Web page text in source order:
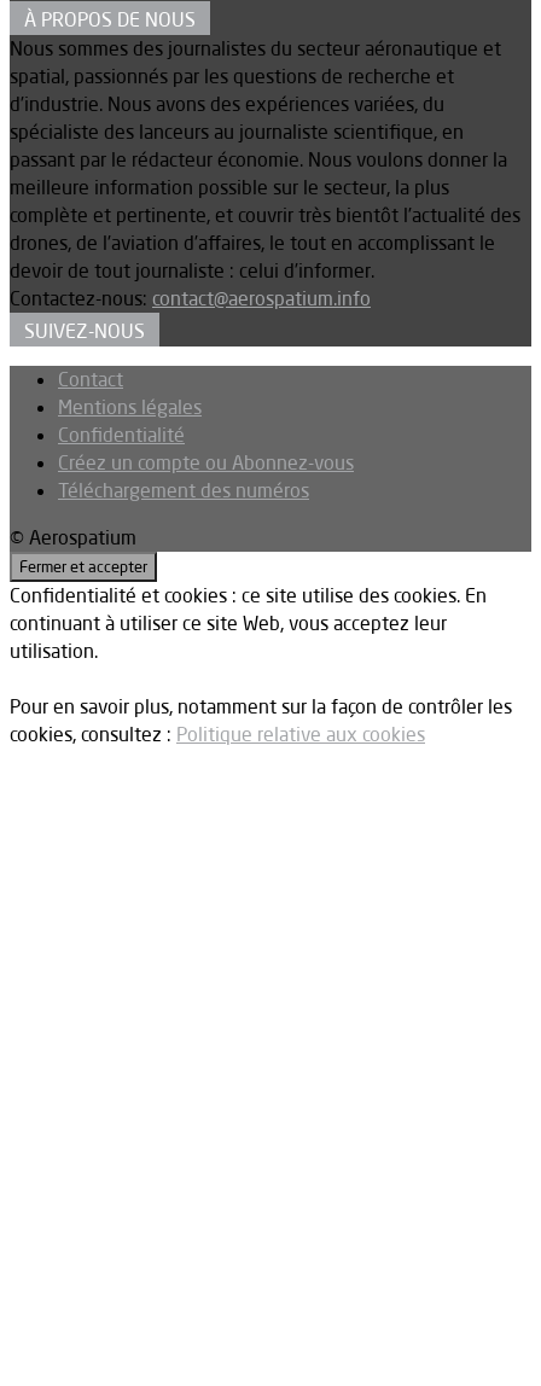
À PROPOS DE NOUS
Nous sommes des journalistes du secteur aéronautique et
spatial, passionnés par les questions de recherche et
d’industrie. Nous avons des expériences variées, du
spécialiste des lanceurs au journaliste scientifique, en
passant par le rédacteur économie. Nous voulons donner la
meilleure information possible sur le secteur, la plus
complète et pertinente, et couvrir très bientôt l’actualité des
drones, de l’aviation d’affaires, le tout en accomplissant le
devoir de tout journaliste : celui d’informer.
Contactez-nous: contact@aerospatium.info
SUIVEZ-NOUS
Contact
Mentions légales
Confidentialité
Créez un compte ou Abonnez-vous
Téléchargement des numéros
© Aerospatium
Confidentialité et cookies : ce site utilise des cookies. En
continuant à utiliser ce site Web, vous acceptez leur
utilisation.
Pour en savoir plus, notamment sur la façon de contrôler les
cookies, consultez : Politique relative aux cookies